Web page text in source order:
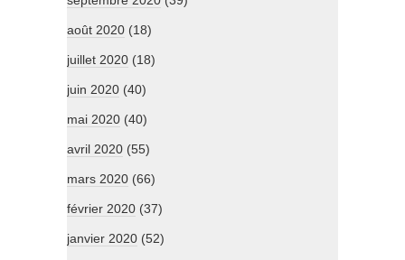
août 2020 (18)
juillet 2020 (18)
juin 2020 (40)
mai 2020 (40)
avril 2020 (55)
mars 2020 (66)
février 2020 (37)
janvier 2020 (52)